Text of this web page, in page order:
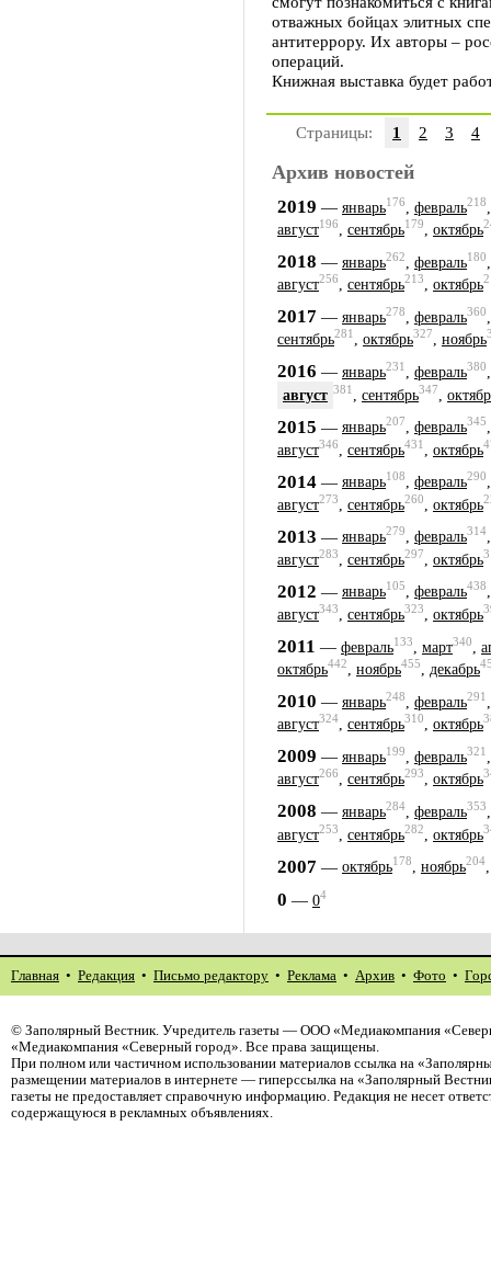
отважных бойцах элитных
антитеррору. Их авторы –
операций.
Книжная выставка будет
Страницы: 1 2 3 4
Архив новостей
2019 — январь176 февраль218
август196, сентябрь179, октябрь
2018 — январь262 февраль180
август256, сентябрь213, октябрь
2017 — январь278 февраль360
сентябрь281, октябрь327, ноябрь
2016 — январь231 февраль380
август 381 сентябрь347
2015 — январь207, февраль345
август346 сентябрь431 октябрь
2014 — январь108, февраль290
август273 сентябрь260 октябрь
2013 — январь279, февраль314
август283 сентябрь297 октябрь
2012 — январь105, февраль438
август343, сентябрь323, октябрь
2011 — февраль133 март340
октябрь442, ноябрь455, декабрь
2010 — январь248 февраль291
август324, сентябрь310, октябрь
2009 — январь199 февраль321
август266, сентябрь293, октябрь
2008 — январь284 февраль353
август253 сентябрь282 октябрь
2007 — октябрь178, ноябрь204
0 — 04
Главная • Редакция • Письмо редактору • Реклама • Архив • Фото •
© Заполярный Вестник. Учредитель газеты — ООО «Медиакомпания
«Медиакомпания «Северный город». Все права защищены.
При полном или частичном использовании материалов ссылка на
размещении материалов в интернете — гиперссылка на «Заполярный
газеты не предоставляет справочную информацию. Редакция не несет
содержащуюся в рекламных объявлениях.